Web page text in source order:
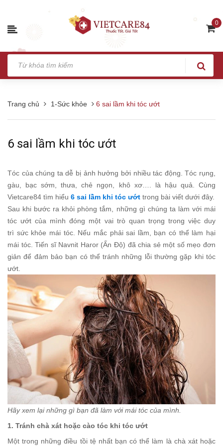
0
Trang chủ 1-Sức khỏe 6 sai lầm khi tóc ướt
6 sai lầm khi tóc ướt
Tóc của chúng ta dễ bị ảnh hưởng bởi nhiều tác động. Tóc rụng,
gàu, bạc sớm, thưa, chẻ ngọn, khô xơ…. là hậu quả. Cùng
Vietcare84 tìm hiểu 6 sai lầm khi tóc ướt trong bài viết dưới đây.
Sau khi bước ra khỏi phòng tắm, những gì chúng ta làm với mái
tóc ướt của mình đóng một vai trò quan trọng trong việc duy
trì sức khỏe mái tóc. Nếu mắc phải sai lầm, bạn có thể làm hại
mái tóc. Tiến sĩ Navnit Haror (Ấn Độ) đã chia sẻ một số mẹo đơn
giản để đảm bảo bạn có thể tránh những lỗi thường gặp khi tóc
ướt.
Hãy xem lại những gì bạn đã làm với mái tóc của mình.
1. Tránh chà xát hoặc cào tóc khi tóc ướt
Một trong những điều tồi tệ nhất bạn có thể làm là chà xát hoặc